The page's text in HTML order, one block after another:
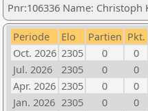
Pnr:106336 Name: Christoph
Periode Elo Partien Pkt.
Oct. 2026 2305 0
0
Jul. 2026
2305 0
0
Apr. 2026 2305 0
0
Jan. 2026 2305 0
0